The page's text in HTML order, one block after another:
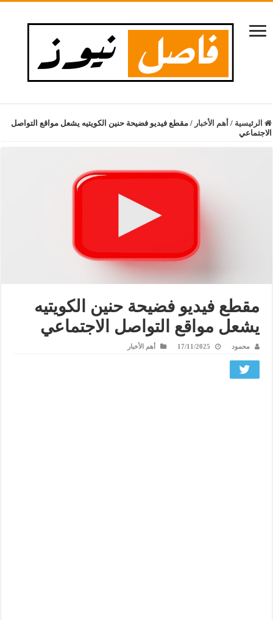
الرئيسية / أهم الأخبار / مقطع فيديو فضيحة حنين الكويتيه يشعل مواقع التواصل
الاجتماعي
مقطع فيديو فضيحة حنين الكويتيه
يشعل مواقع التواصل الاجتماعي
محمود 17/11/2025 أهم الأخبار